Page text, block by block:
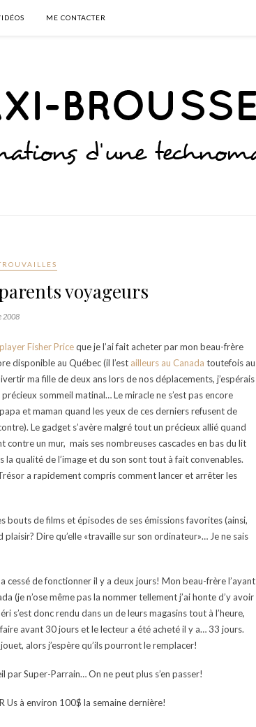
ME CONTACTER
voyageurs
2008
Fisher Priceque je l’ai fait acheter par mon beau-frère
disponible au Québec (il l’est ailleurs au Canada toutefois au
ma fille de deux ans lors de nos déplacements, j’espérais
sommeil matinal… Le miracle ne s’est pas encore
et maman quand les yeux de ces derniers refusent de
Le gadget s’avère malgré tout un précieux allié quand
contre un mur, mais ses nombreuses cascades en bas du lit
la qualité de l’image et du son sont tout à fait convenables.
a rapidement compris comment lancer et arrêter les
bouts de films et épisodes de ses émissions favorites (ainsi,
plaisir? Dire qu’elle «travaille sur son ordinateur»… Je ne sais
cessé de fonctionner il y a deux jours! Mon beau-frère l’ayant
(je n’ose même pas la nommer tellement j’ai honte d’y avoir
s’est donc rendu dans un de leurs magasins tout à l’heure,
avant 30 jours et le lecteur a été acheté il y a… 33 jours.
alors j’espère qu’ils pourront le remplacer!
par Super-Parrain… On ne peut plus s’en passer!
Us à environ 100$ la semaine dernière!